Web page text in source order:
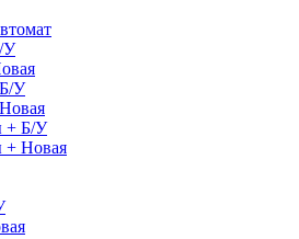
У
У
+ Б/У
+ Новая